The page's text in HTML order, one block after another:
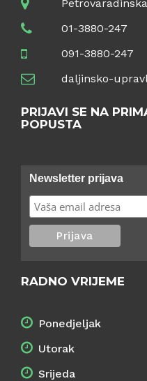
01-3880-247
091-3880-247
daljinsko-
PRIJAVI SE NA
POPUSTA
Newsletter prijava
RADNO VRIJEME
Ponedjeljak
Utorak
Srijeda